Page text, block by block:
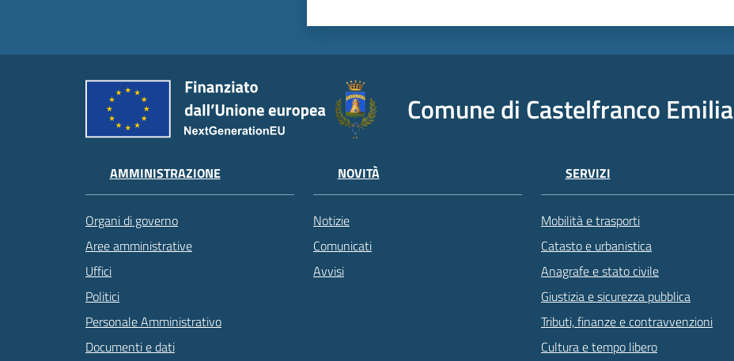
Comune di Castelfranco Emilia
AMMINISTRAZIONE
Organi di governo
Aree amministrative
Uffici
Politici
Personale Amministrativo
Documenti e dati
NOVITÀ
Notizie
Comunicati
Avvisi
SERVIZI
Mobilità e trasporti
Catasto e urbanistica
Anagrafe e stato civile
Giustizia e sicurezza pubblica
Tributi, finanze e contravvenzioni
Cultura e tempo libero